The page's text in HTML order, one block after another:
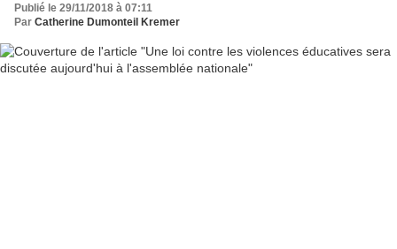
Publié le 29/11/2018 à 07:11
Par Catherine Dumonteil Kremer